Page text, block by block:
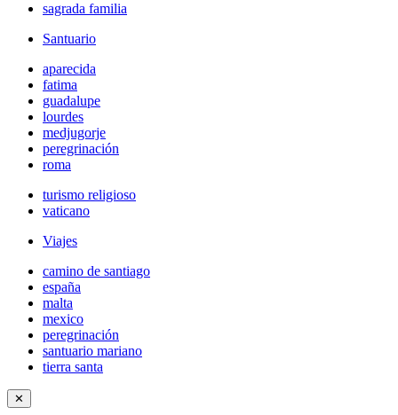
sagrada familia
Santuario
aparecida
fatima
guadalupe
lourdes
medjugorje
peregrinación
roma
turismo religioso
vaticano
Viajes
camino de santiago
españa
malta
mexico
peregrinación
santuario mariano
tierra santa
✕